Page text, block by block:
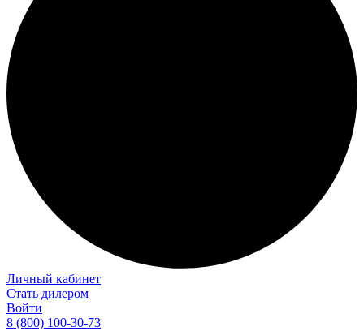
Личный кабинет
Стать дилером
Войти
8 (800) 100-30-73